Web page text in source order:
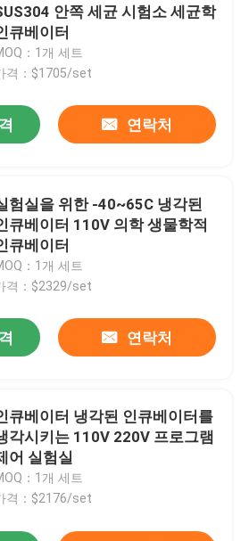
안쪽 세균 시험소 세균학
큐베이터
：1개 세트
격：$1705/set
연락처
험실을 위한 -40~65C 냉각된
큐베이터 110V 의학 생물학적
큐베이터
：1개 세트
격：$2329/set
연락처
큐베이터 냉각된 인큐베이터를
각시키는 110V 220V 프로그램
어 실험실
：1개 세트
격：$2176/set